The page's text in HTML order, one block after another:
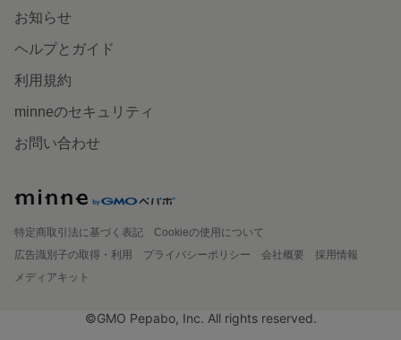
お知らせ
ヘルプとガイド
利用規約
minneのセキュリティ
お問い合わせ
特定商取引法に基づく表記
Cookieの使用について
広告識別子の取得・利用
プライバシーポリシー 会社概要
採用情報
メディアキット
©GMO Pepabo, Inc. All rights reserved.